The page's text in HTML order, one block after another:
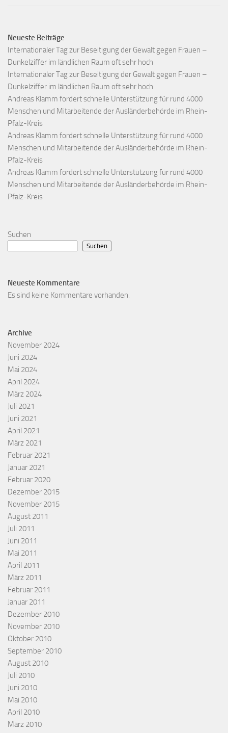
Neueste Beiträge
Internationaler Tag zur Beseitigung der Gewalt gegen Frauen –
Dunkelziffer im ländlichen Raum oft sehr hoch
Internationaler Tag zur Beseitigung der Gewalt gegen Frauen –
Dunkelziffer im ländlichen Raum oft sehr hoch
Andreas Klamm fordert schnelle Unterstützung für rund 4000
Menschen und Mitarbeitende der Ausländerbehörde im Rhein-
Pfalz-Kreis
Andreas Klamm fordert schnelle Unterstützung für rund 4000
Menschen und Mitarbeitende der Ausländerbehörde im Rhein-
Pfalz-Kreis
Andreas Klamm fordert schnelle Unterstützung für rund 4000
Menschen und Mitarbeitende der Ausländerbehörde im Rhein-
Pfalz-Kreis
Suchen
Suchen
Neueste Kommentare
Es sind keine Kommentare vorhanden.
Archive
November 2024
Juni 2024
Mai 2024
April 2024
März 2024
Juli 2021
Juni 2021
April 2021
März 2021
Februar 2021
Januar 2021
Februar 2020
Dezember 2015
November 2015
August 2011
Juli 2011
Juni 2011
Mai 2011
April 2011
März 2011
Februar 2011
Januar 2011
Dezember 2010
November 2010
Oktober 2010
September 2010
August 2010
Juli 2010
Juni 2010
Mai 2010
April 2010
März 2010